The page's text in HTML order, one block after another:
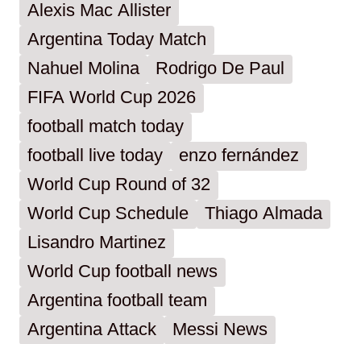
Alexis Mac Allister
Argentina Today Match
Nahuel Molina
Rodrigo De Paul
FIFA World Cup 2026
football match today
football live today
enzo fernández
World Cup Round of 32
World Cup Schedule
Thiago Almada
Lisandro Martinez
World Cup football news
Argentina football team
Argentina Attack
Messi News